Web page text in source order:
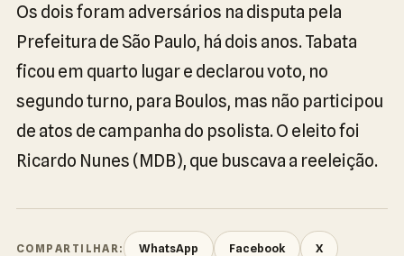
Os dois foram adversários na disputa pela
Prefeitura de São Paulo, há dois anos. Tabata
ficou em quarto lugar e declarou voto, no
segundo turno, para Boulos, mas não participou
de atos de campanha do psolista. O eleito foi
Ricardo Nunes (MDB), que buscava a reeleição.
COMPARTILHAR: WhatsApp Facebook X